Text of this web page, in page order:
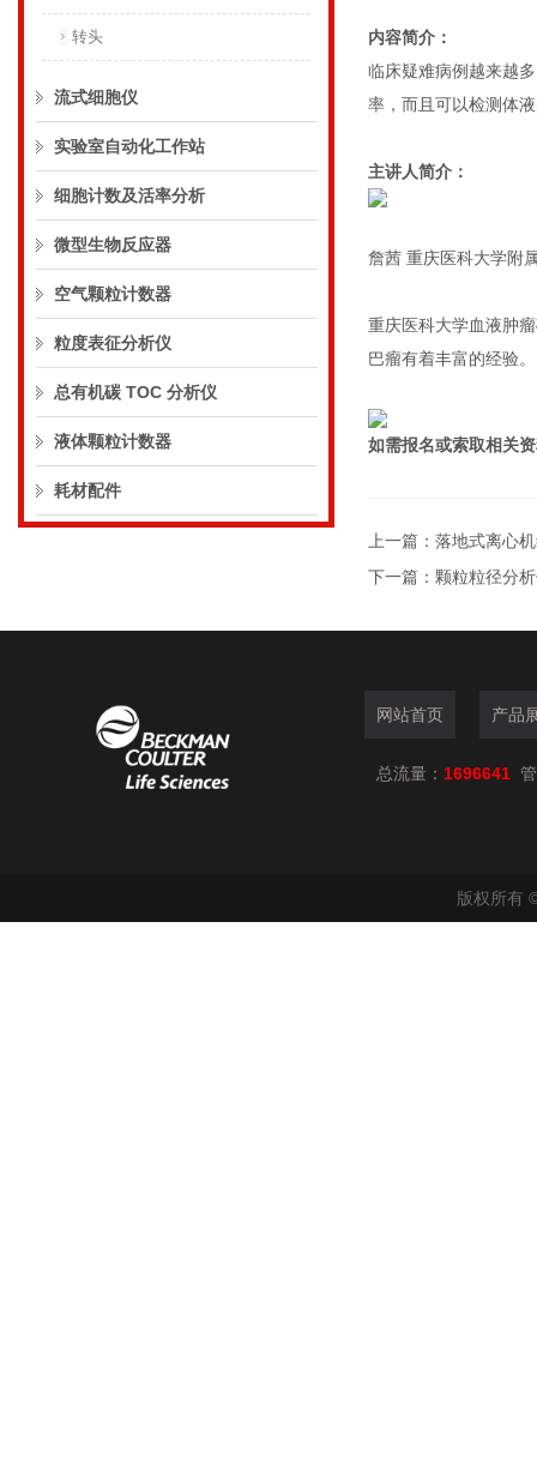
转头
流式细胞仪
实验室自动化工作站
细胞计数及活率分析
微型生物反应器
空气颗粒计数器
粒度表征分析仪
总有机碳 TOC 分析仪
液体颗粒计数器
耗材配件
内容简介：
临床疑难病例越来越
率，而且可以检测体
主讲人简介：
詹茜 重庆医科大学附
重庆医科大学血液肿
巴瘤有着丰富的经验。
如需报名或索取相关
上一篇： 落地式离心
下一篇： 颗粒粒径分
网站首页 产品
总流量： 1696641
版权所有